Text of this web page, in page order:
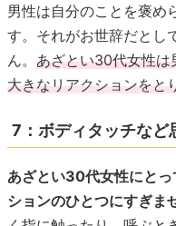
男性は自分のことを褒め
す。それがお世辞だとし
ん。 あざとい30代女性は
大きなリアクションをと
7：ボディタッチなど
あざとい30代女性にと
ションのひとつにすぎま